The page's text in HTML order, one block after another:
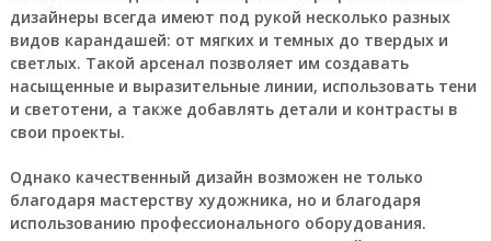
дизайнеры всегда имеют под рукой несколько разных
видов карандашей: от мягких и темных до твердых и
светлых. Такой арсенал позволяет им создавать
насыщенные и выразительные линии, использовать тени
и светотени, а также добавлять детали и контрасты в
свои проекты.
Однако качественный дизайн возможен не только
благодаря мастерству художника, но и благодаря
использованию профессионального оборудования.